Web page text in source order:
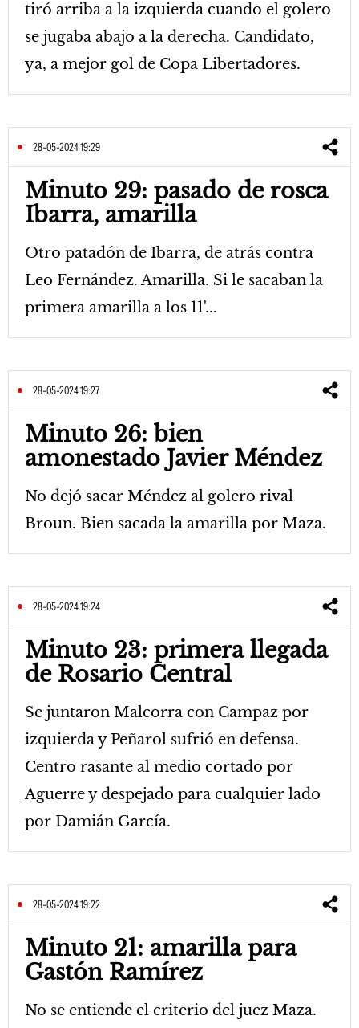
tiró arriba a la izquierda cuando el golero
se jugaba abajo a la derecha. Candidato,
ya, a mejor gol de Copa Libertadores.
28-05-2024 19:29
Minuto 29: pasado de rosca
Ibarra, amarilla
Otro patadón de Ibarra, de atrás contra
Leo Fernández. Amarilla. Si le sacaban la
primera amarilla a los 11'...
28-05-2024 19:27
Minuto 26: bien
amonestado Javier Méndez
No dejó sacar Méndez al golero rival
Broun. Bien sacada la amarilla por Maza.
28-05-2024 19:24
Minuto 23: primera llegada
de Rosario Central
Se juntaron Malcorra con Campaz por
izquierda y Peñarol sufrió en defensa.
Centro rasante al medio cortado por
Aguerre y despejado para cualquier lado
por Damián García.
28-05-2024 19:22
Minuto 21: amarilla para
Gastón Ramírez
No se entiende el criterio del juez Maza.